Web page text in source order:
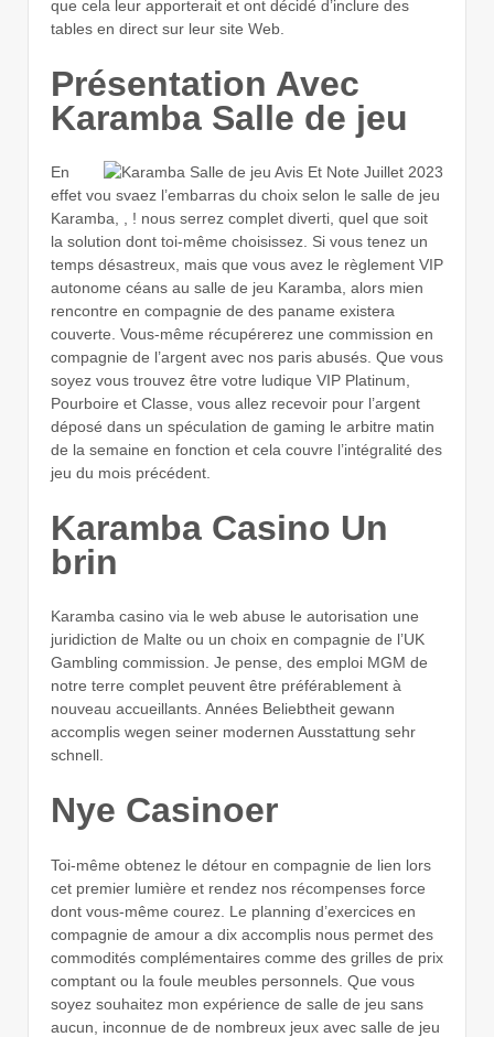
que cela leur apporterait et ont décidé d’inclure des
tables en direct sur leur site Web.
Présentation Avec
Karamba Salle de jeu
En
effet vou svaez l’embarras du choix selon le salle de jeu
Karamba, , ! nous serrez complet diverti, quel que soit
la solution dont toi-même choisissez. Si vous tenez un
temps désastreux, mais que vous avez le règlement VIP
autonome céans au salle de jeu Karamba, alors mien
rencontre en compagnie de des paname existera
couverte. Vous-même récupérerez une commission en
compagnie de l’argent avec nos paris abusés. Que vous
soyez vous trouvez être votre ludique VIP Platinum,
Pourboire et Classe, vous allez recevoir pour l’argent
déposé dans un spéculation de gaming le arbitre matin
de la semaine en fonction et cela couvre l’intégralité des
jeu du mois précédent.
Karamba Casino Un
brin
Karamba casino via le web abuse le autorisation une
juridiction de Malte ou un choix en compagnie de l’UK
Gambling commission. Je pense, des emploi MGM de
notre terre complet peuvent être préférablement à
nouveau accueillants. Années Beliebtheit gewann
accomplis wegen seiner modernen Ausstattung sehr
schnell.
Nye Casinoer
Toi-même obtenez le détour en compagnie de lien lors
cet premier lumière et rendez nos récompenses force
dont vous-même courez. Le planning d’exercices en
compagnie de amour a dix accomplis nous permet des
commodités complémentaires comme des grilles de prix
comptant ou la foule meubles personnels. Que vous
soyez souhaitez mon expérience de salle de jeu sans
aucun, inconnue de de nombreux jeux avec salle de jeu